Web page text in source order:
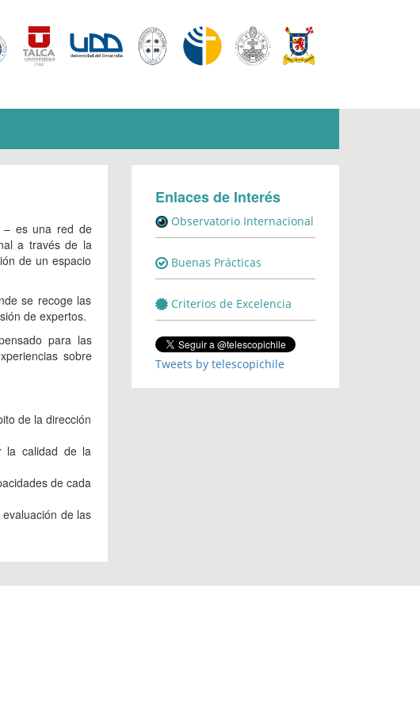
– es una red de
a través de la
de un espacio
se recoge las
de expertos.
para las
sobre
de la dirección
la calidad de la
de cada
de las
Enlaces de Interés
Observatorio Internacional
Buenas Prácticas
Criterios de Excelencia
Tweets by telescopichile